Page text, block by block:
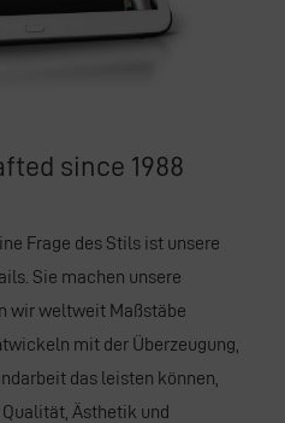
since 1988
Frage des Stils ist unsere
Sie machen unsere
wir weltweit Maßstäbe
mit der Überzeugung,
das leisten können,
Ästhetik und